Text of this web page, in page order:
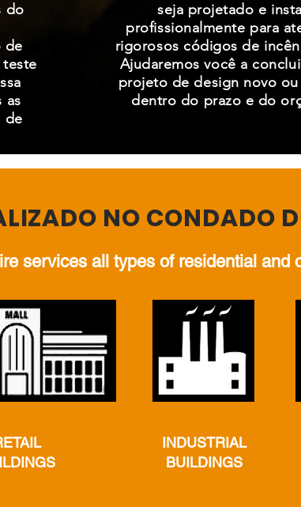
do
de
as
de
seja projetado e
profissionalmente para
rigorosos códigos de
Ajudaremos você a
projeto de design novo
dentro do prazo e do
NO CONDADO
services all types of residential and
INDUSTRIAL
BUILDINGS